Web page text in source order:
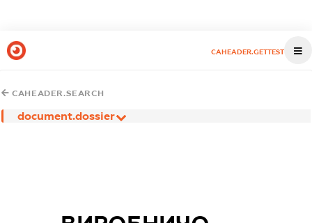
CAHEADER.GETTEST
CAHEADER.SEARCH
document.dossier